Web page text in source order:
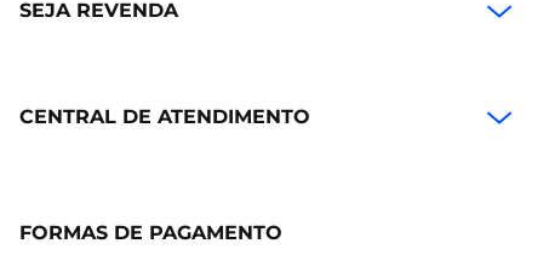
SEJA REVENDA
CENTRAL DE ATENDIMENTO
FORMAS DE PAGAMENTO